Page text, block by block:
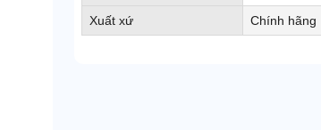
Xuất xứ Chính hãng